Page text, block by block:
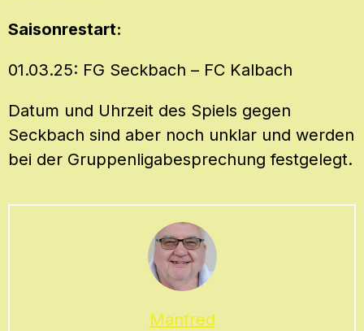
Saisonrestart:
01.03.25: FG Seckbach – FC Kalbach
Datum und Uhrzeit des Spiels gegen
Seckbach sind aber noch unklar und werden
bei der Gruppenligabesprechung festgelegt.
Manfred